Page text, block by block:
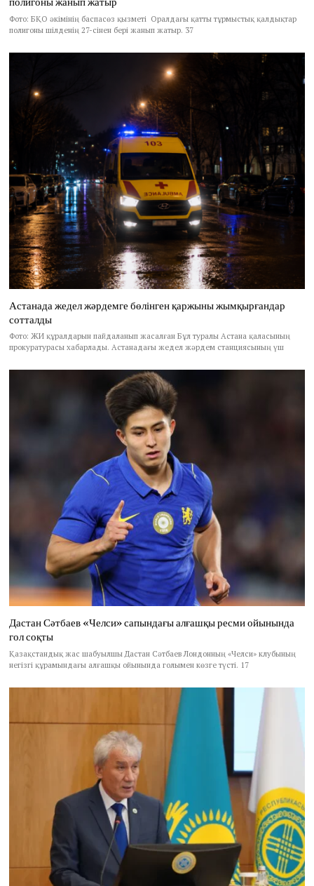
Фото: БҚО әкімінің баспасөз қызметі Оралдағы қатты тұрмыстық қалдықтар
полигоны шілденің 27-сінен бері жанып жатыр. 37
Астанада жедел жәрдемге бөлінген қаржыны жымқырғандар
сотталды
Фото: ЖИ құралдарын пайдаланып жасалған Бұл туралы Астана қаласының
прокуратурасы хабарлады. Астанадағы жедел жәрдем станциясының үш
Дастан Сәтбаев «Челси» сапындағы алғашқы ресми ойынында
гол соқты
Қазақстандық жас шабуылшы Дастан Сәтбаев Лондонның «Челси» клубының
негізгі құрамындағы алғашқы ойынында голымен көзге түсті. 17